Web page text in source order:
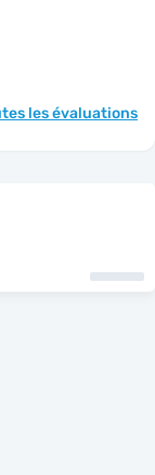
les évaluations